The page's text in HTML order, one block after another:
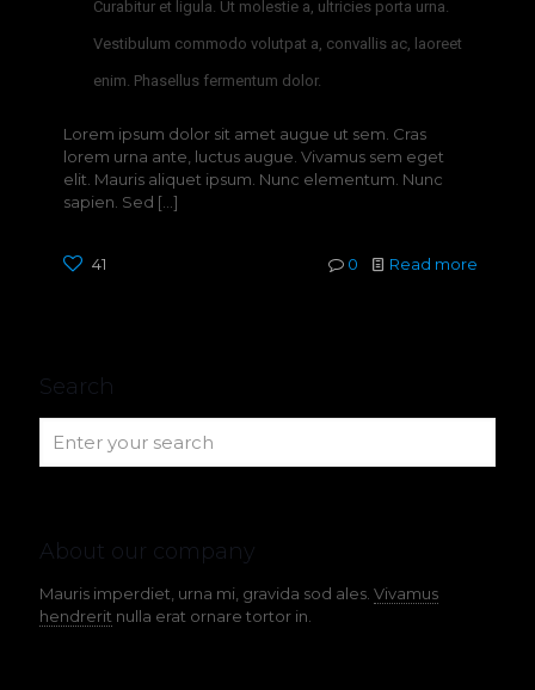
Curabitur et ligula. Ut molestie a, ultricies porta urna.
Vestibulum commodo volutpat a, convallis ac, laoreet
enim. Phasellus fermentum dolor.
Lorem ipsum dolor sit amet augue ut sem. Cras
lorem urna ante, luctus augue. Vivamus sem eget
elit. Mauris aliquet ipsum. Nunc elementum. Nunc
sapien. Sed […]
41 0 Read more
Search
About our company
Mauris imperdiet, urna mi, gravida sod ales. Vivamus
hendrerit nulla erat ornare tortor in.